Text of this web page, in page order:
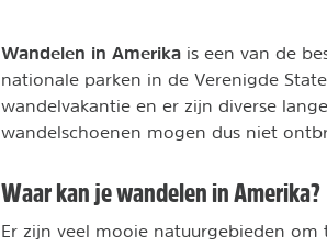
Wandelen in Amerika is een van de
nationale parken in de Verenigde
wandelvakantie en er zijn diverse
wandelschoenen mogen dus niet
Waar kan je wandelen in Amerika?
Er zijn veel mooie natuurgebieden om